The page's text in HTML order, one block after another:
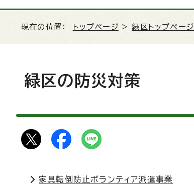
現在の位置： トップページ >緑区トップページ
緑区の防災対策
家具転倒防止ボランティア派遣事業